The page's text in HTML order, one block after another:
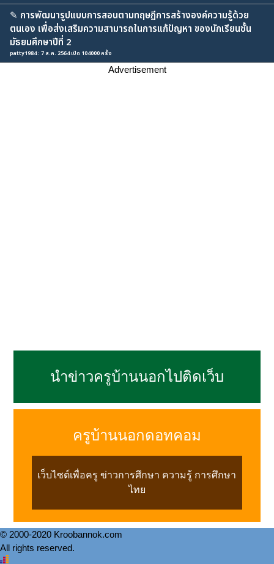
✎ การพัฒนารูปแบบการสอนตามทฤษฎีการสร้างองค์ความรู้ด้วย
ตนเอง เพื่อส่งเสริมความสามารถในการแก้ปัญหา ของนักเรียนชั้น
มัธยมศึกษาปีที่ 2
patty1984 : 7 ส.ค. 2564 เปิด 104000 ครั้ง
Advertisement
นำข่าวครูบ้านนอกไปติดเว็บ
ครูบ้านนอกดอทคอม
เว็บไซต์เพื่อครู ข่าวการศึกษา ความรู้ การศึกษา
ไทย
© 2000-2020 Kroobannok.com
All rights reserved.